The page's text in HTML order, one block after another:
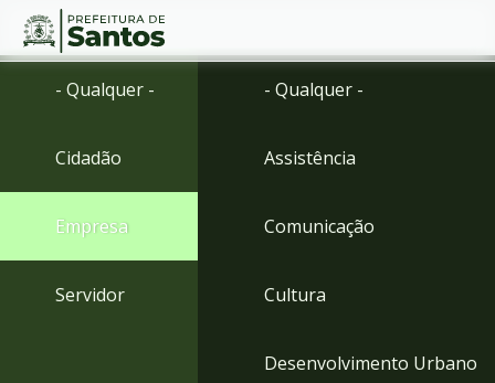
Ir
Ir
menu
Conteúdo
- Qualquer -
Cidadão
Empresa
Servidor
- Qualquer -
Assistência
Comunicação
Cultura
Desenvolvimento Urbano